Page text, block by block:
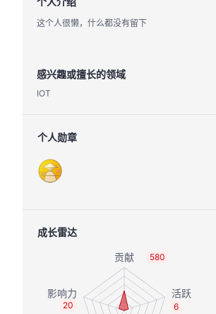
这个人很懒，什么都没有留下
感兴趣或擅长的领域
IOT
个人勋章
成长雷达
580
6
20